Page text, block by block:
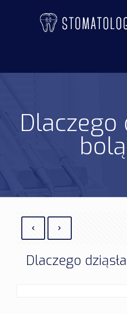
Dlaczego
Dlaczego